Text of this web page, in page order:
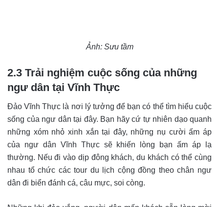
Ảnh: Sưu tầm
2.3 Trải nghiệm cuộc sống của những
ngư dân tại Vĩnh Thực
Đảo Vĩnh Thực là nơi lý tưởng để bạn có thể tìm hiểu cuộc
sống của ngư dân tại đây. Bạn hãy cứ tự nhiên dạo quanh
những xóm nhỏ xinh xắn tại đây, những nụ cười ấm áp
của ngư dân Vĩnh Thực sẽ khiến lòng bạn ấm áp lạ
thường. Nếu đi vào dịp đông khách, du khách có thể cùng
nhau tổ chức các tour du lịch cộng đồng theo chân ngư
dân đi biển đánh cá, câu mực, soi còng.